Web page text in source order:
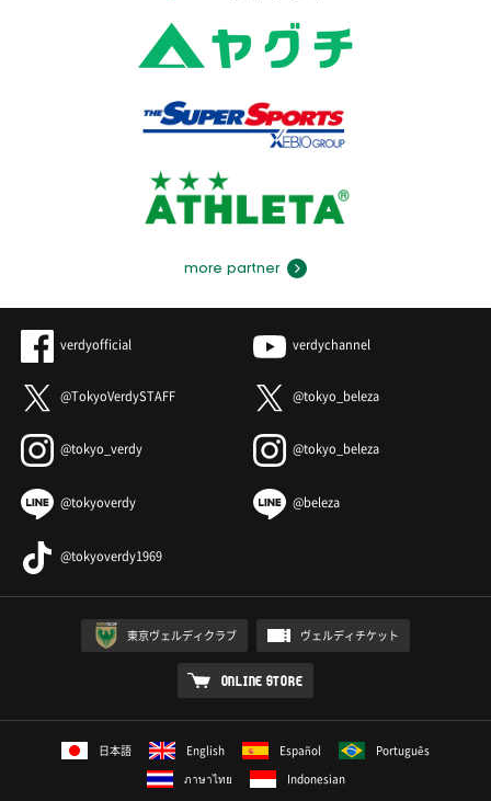
more partner
verdyofficial verdychannel
@TokyoVerdySTAFF @tokyo_beleza
@tokyo_verdy @tokyo_beleza
@tokyoverdy @beleza
@tokyoverdy1969
東京ヴェルディクラブ ヴェルディチケット
ONLINE STORE
日本語 English Español
Português
ภาษาไทย
Indonesian